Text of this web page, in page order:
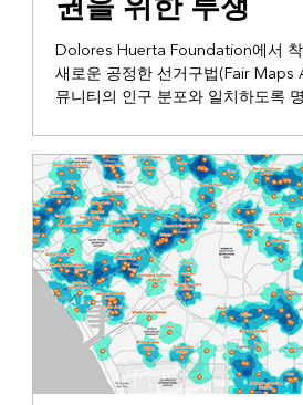
Dolores Huerta Foundation에서
새로운 공정한 선거구법(Fair Maps
뮤니티의 인구 분포와 일치하도록